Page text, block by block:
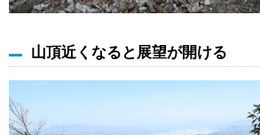
山頂近くなると展望が開ける